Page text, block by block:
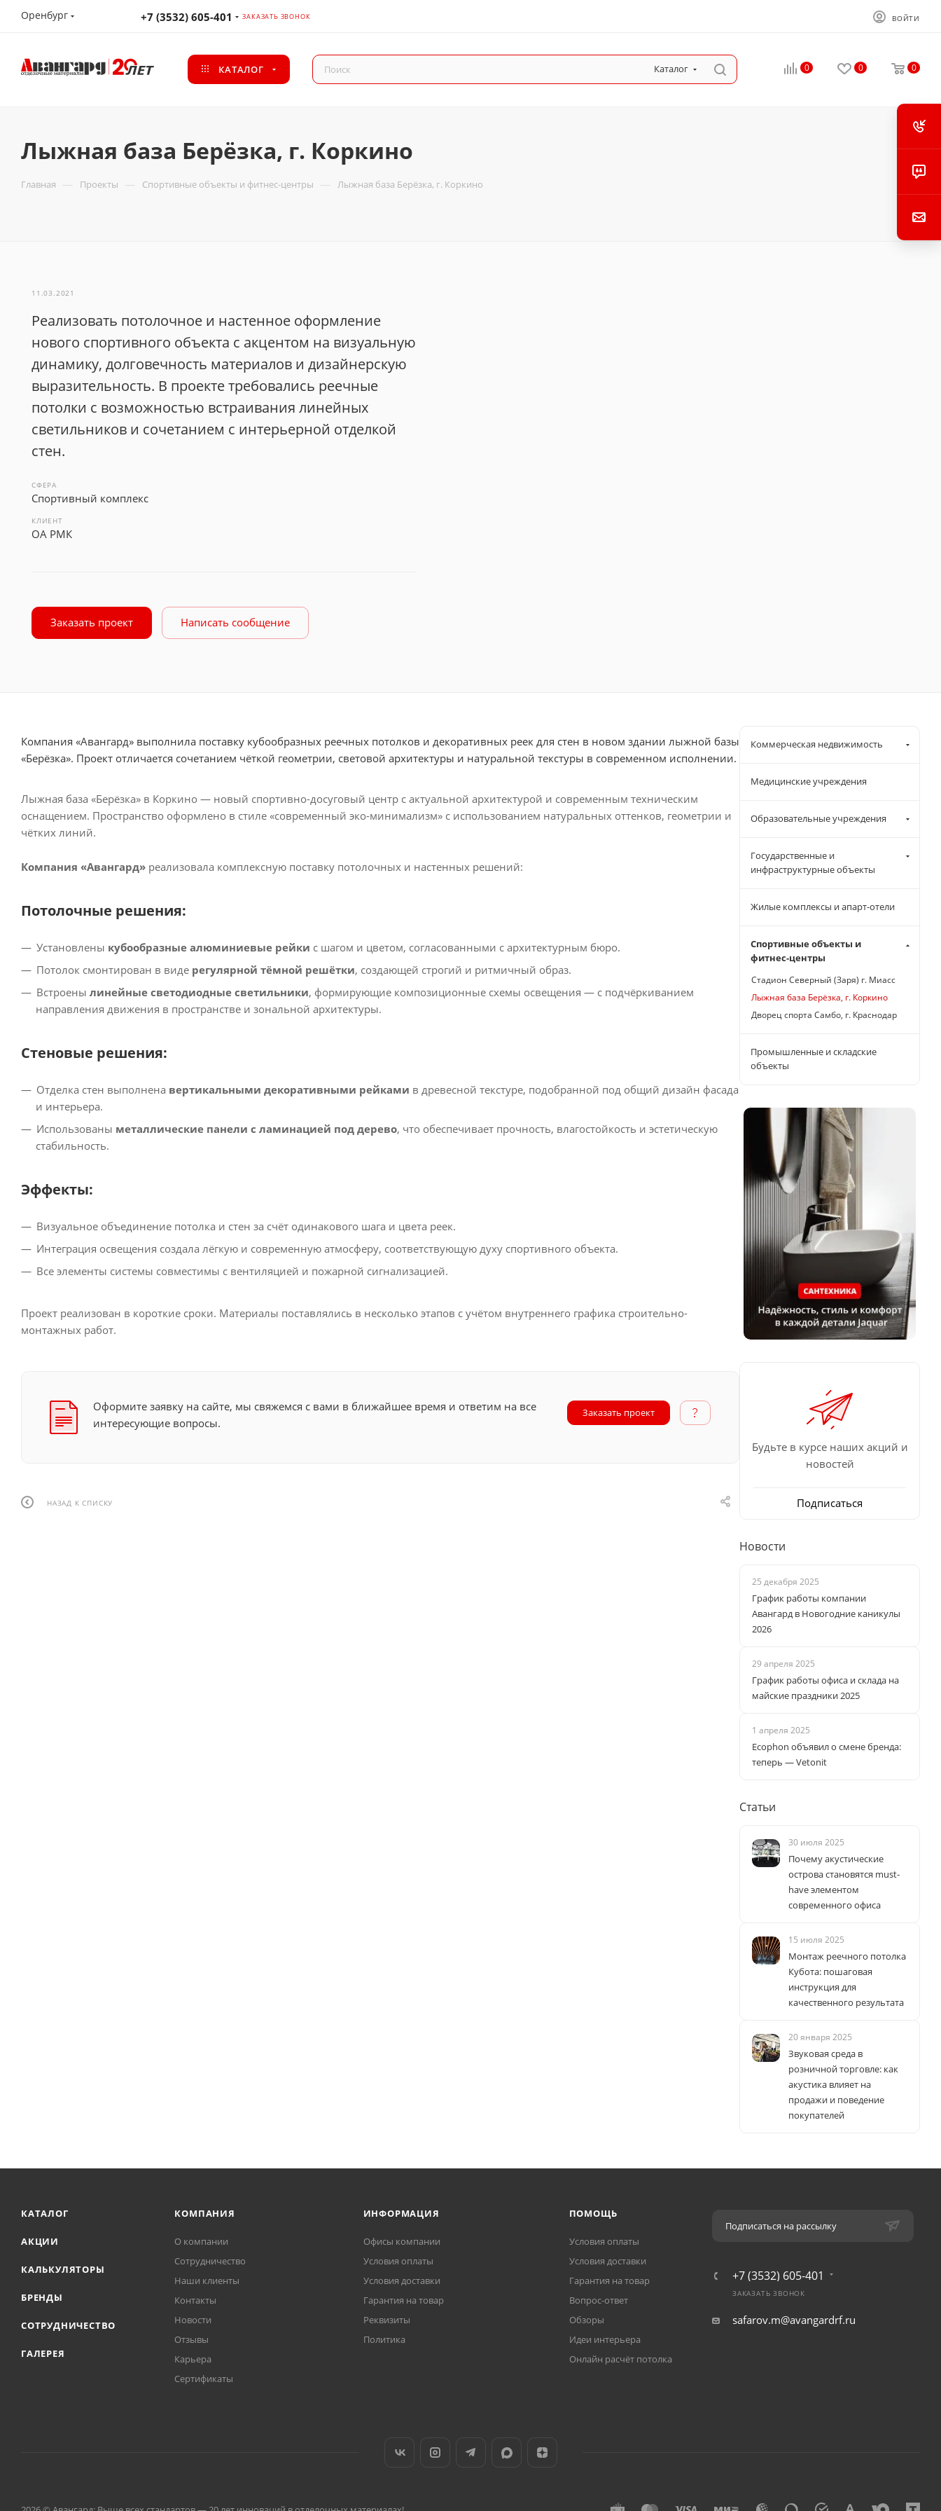
Оренбург +7 (3532) 605-401 ЗАКАЗАТЬ ЗВОНОК ВОЙТИ
КАТАЛОГ Каталог 0 0 0
Лыжная база Берёзка, г. Коркино
Главная — Проекты — Спортивные объекты и фитнес-центры — Лыжная база Берёзка, г. Коркино
11.03.2021
Реализовать потолочное и настенное оформление
нового спортивного объекта с акцентом на визуальную
динамику, долговечность материалов и дизайнерскую
выразительность. В проекте требовались реечные
потолки с возможностью встраивания линейных
светильников и сочетанием с интерьерной отделкой
стен.
СФЕРА
Спортивный комплекс
КЛИЕНТ
ОА РМК
Заказать проект Написать сообщение
Компания «Авангард» выполнила поставку кубообразных реечных потолков и декоративных реек для стен в новом здании лыжной базы
«Берёзка». Проект отличается сочетанием чёткой геометрии, световой архитектуры и натуральной текстуры в современном исполнении.
Лыжная база «Берёзка» в Коркино — новый спортивно-досуговый центр с актуальной архитектурой и современным техническим
оснащением. Пространство оформлено в стиле «современный эко-минимализм» с использованием натуральных оттенков, геометрии и
чётких линий.
Компания «Авангард» реализовала комплексную поставку потолочных и настенных решений:
Потолочные решения:
Установлены кубообразные алюминиевые рейки с шагом и цветом, согласованными с архитектурным бюро.
Потолок смонтирован в виде регулярной тёмной решётки, создающей строгий и ритмичный образ.
Встроены линейные светодиодные светильники, формирующие композиционные схемы освещения — с подчёркиванием
направления движения в пространстве и зональной архитектуры.
Стеновые решения:
Отделка стен выполнена вертикальными декоративными рейками в древесной текстуре, подобранной под общий дизайн фасада
и интерьера.
Использованы металлические панели с ламинацией под дерево, что обеспечивает прочность, влагостойкость и эстетическую
стабильность.
Эффекты:
Визуальное объединение потолка и стен за счёт одинакового шага и цвета реек.
Интеграция освещения создала лёгкую и современную атмосферу, соответствующую духу спортивного объекта.
Все элементы системы совместимы с вентиляцией и пожарной сигнализацией.
Проект реализован в короткие сроки. Материалы поставлялись в несколько этапов с учётом внутреннего графика строительно-
монтажных работ.
Оформите заявку на сайте, мы свяжемся с вами в ближайшее время и ответим на все
интересующие вопросы.
Заказать проект
НАЗАД К СПИСКУ
Коммерческая недвижимость
Медицинские учреждения
Образовательные учреждения
Государственные и
инфраструктурные объекты
Жилые комплексы и апарт-отели
Спортивные объекты и
фитнес-центры
Стадион Северный (Заря) г. Миасс
Лыжная база Берёзка, г. Коркино
Дворец спорта Самбо, г. Краснодар
Промышленные и складские
объекты
Будьте в курсе наших акций и
новостей
Подписаться
Новости
25 декабря 2025
График работы компании
Авангард в Новогодние каникулы
2026
29 апреля 2025
График работы офиса и склада на
майские праздники 2025
1 апреля 2025
Ecophon объявил о смене бренда:
теперь — Vetonit
Статьи
30 июля 2025
Почему акустические
острова становятся must-
have элементом
современного офиса
15 июля 2025
Монтаж реечного потолка
Кубота: пошаговая
инструкция для
качественного результата
20 января 2025
Звуковая среда в
розничной торговле: как
акустика влияет на
продажи и поведение
покупателей
КАТАЛОГ
АКЦИИ
КАЛЬКУЛЯТОРЫ
БРЕНДЫ
СОТРУДНИЧЕСТВО
ГАЛЕРЕЯ
КОМПАНИЯ
О компании
Сотрудничество
Наши клиенты
Контакты
Новости
Отзывы
Карьера
Сертификаты
ИНФОРМАЦИЯ
Офисы компании
Условия оплаты
Условия доставки
Гарантия на товар
Реквизиты
Политика
ПОМОЩЬ
Условия оплаты
Условия доставки
Гарантия на товар
Вопрос-ответ
Обзоры
Идеи интерьера
Онлайн расчёт потолка
Подписаться на рассылку
+7 (3532) 605-401
ЗАКАЗАТЬ ЗВОНОК
safarov.m@avangardrf.ru